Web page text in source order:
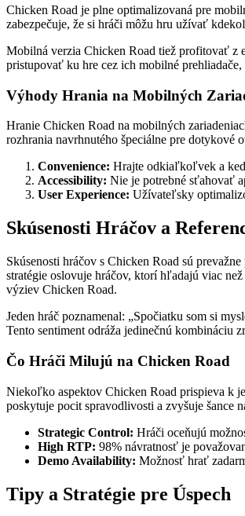
Chicken Road je plne optimalizovaná pre
zabezpečuje, že si hráči môžu hru užívať
Mobilná verzia Chicken Road tiež profitovať z
pristupovať ku hre cez ich mobilné
Výhody Hrania na Mobilných
Hranie Chicken Road na mobilných
rozhrania navrhnutého špeciálne pre dotykové
Convenience: Hrajte odkiaľkoľvek a
Accessibility: Nie je potrebné sťahovať
User Experience: Užívateľsky
Skúsenosti Hráčov a
Skúsenosti hráčov s Chicken Road sú
stratégie oslovuje hráčov, ktorí hľadajú viac
výziev Chicken Road.
Jeden hráč poznamenal: „Spočiatku som si
Tento sentiment odráža jedinečnú kombináciu
Čo Hráči Milujú na Chicken Road
Niekoľko aspektov Chicken Road prispieva k
poskytuje pocit spravodlivosti a zvyšuje šance
Strategic Control: Hráči oceňujú
High RTP: 98% návratnosť je
Demo Availability: Možnosť hrať
Tipy a Stratégie pre Úspech